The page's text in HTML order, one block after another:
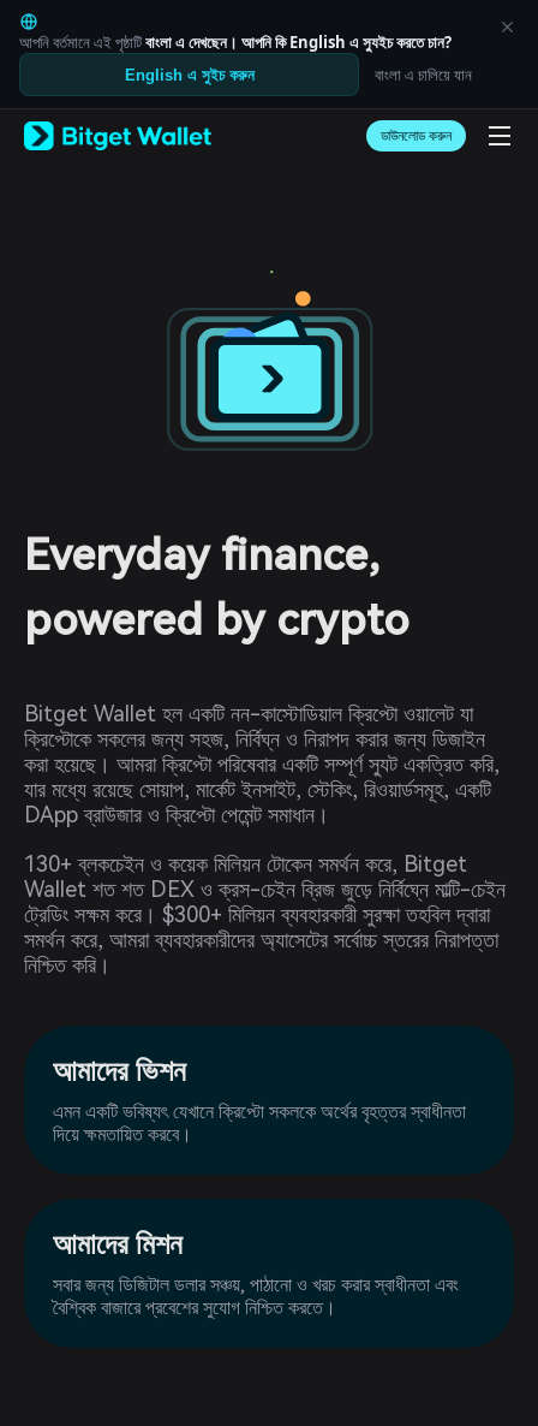
English
日本語
Tiếng Việt
Русский
Español (Latinoamérica)
Türkçe
আপনি বর্তমানে এই পৃষ্ঠাটিবাংলাএ দেখছেন। আপনি কিEnglish এ স্যুইচ করতে চান?
English এ সুইচ করুন বাংলা এ চালিয়ে যান
ডাউনলোড করুন
Everyday finance,
powered by crypto
Bitget Wallet হল একটি নন-কাস্টোডিয়াল ক্রিপ্টো ওয়ালেট যা
ক্রিপ্টোকে সকলের জন্য সহজ, নির্বিঘ্ন ও নিরাপদ করার জন্য ডিজাইন
করা হয়েছে। আমরা ক্রিপ্টো পরিষেবার একটি সম্পূর্ণ স্যুট একত্রিত করি,
যার মধ্যে রয়েছে সোয়াপ, মার্কেট ইনসাইট, স্টেকিং, রিওয়ার্ডসমূহ, একটি
DApp ব্রাউজার ও ক্রিপ্টো পেমেন্ট সমাধান।
130+ ব্লকচেইন ও কয়েক মিলিয়ন টোকেন সমর্থন করে, Bitget
Wallet শত শত DEX ও ক্রস-চেইন ব্রিজ জুড়ে নির্বিঘ্নে মাল্টি-চেইন
ট্রেডিং সক্ষম করে। $300+ মিলিয়ন ব্যবহারকারী সুরক্ষা তহবিল দ্বারা
সমর্থন করে, আমরা ব্যবহারকারীদের অ্যাসেটের সর্বোচ্চ স্তরের নিরাপত্তা
নিশ্চিত করি।
আমাদের ভিশন
এমন একটি ভবিষ্যৎ যেখানে ক্রিপ্টো সকলকে অর্থের বৃহত্তর স্বাধীনতা
দিয়ে ক্ষমতায়িত করবে।
আমাদের মিশন
সবার জন্য ডিজিটাল ডলার সঞ্চয়, পাঠানো ও খরচ করার স্বাধীনতা এবং
বৈশ্বিক বাজারে প্রবেশের সুযোগ নিশ্চিত করতে।